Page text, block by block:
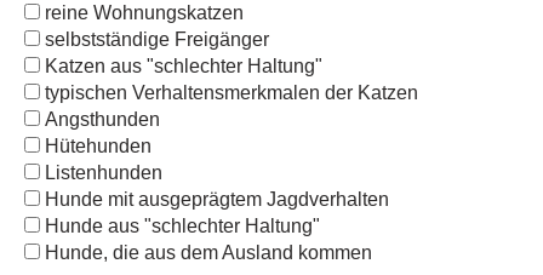
reine Wohnungskatzen
selbstständige Freigänger
Katzen aus "schlechter Haltung"
typischen Verhaltensmerkmalen der Katzen
Angsthunden
Hütehunden
Listenhunden
Hunde mit ausgeprägtem Jagdverhalten
Hunde aus "schlechter Haltung"
Hunde, die aus dem Ausland kommen